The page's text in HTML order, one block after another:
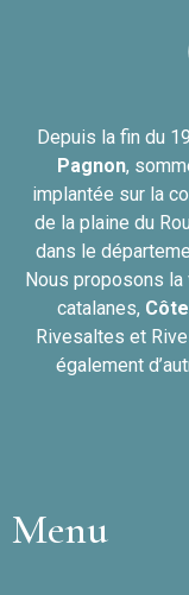
Depuis la fin du
Pagnon,
implantée sur la
de la plaine du
dans le
Nous proposons la
catalanes,
Rivesaltes et
également
Menu